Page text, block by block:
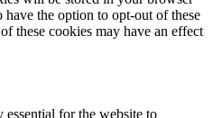
the option to opt-out of these
these cookies may have an effect
essential for the website to